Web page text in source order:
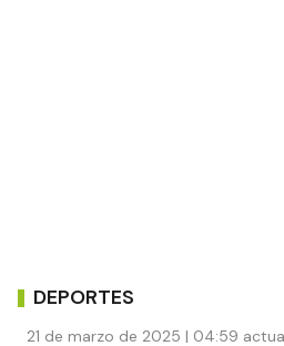
DEPORTES
21 de marzo de 2025 | 04:59